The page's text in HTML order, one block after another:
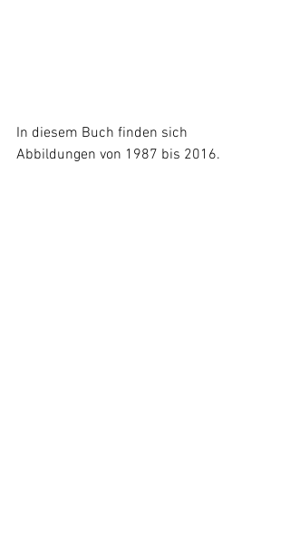
In diesem Buch finden sich
Abbildungen von 1987 bis 2016.